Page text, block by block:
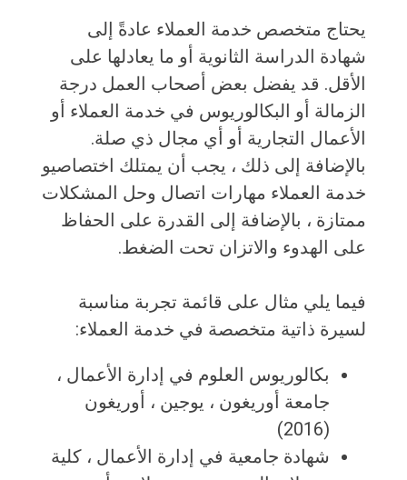
يحتاج متخصص خدمة العملاء عادةً إلى
شهادة الدراسة الثانوية أو ما يعادلها على
الأقل. قد يفضل بعض أصحاب العمل درجة
الزمالة أو البكالوريوس في خدمة العملاء أو
الأعمال التجارية أو أي مجال ذي صلة.
بالإضافة إلى ذلك ، يجب أن يمتلك اختصاصيو
خدمة العملاء مهارات اتصال وحل المشكلات
ممتازة ، بالإضافة إلى القدرة على الحفاظ
على الهدوء والاتزان تحت الضغط.
فيما يلي مثال على قائمة تجربة مناسبة
لسيرة ذاتية متخصصة في خدمة العملاء:
بكالوريوس العلوم في إدارة الأعمال ،
جامعة أوريغون ، يوجين ، أوريغون
(2016)
شهادة جامعية في إدارة الأعمال ، كلية